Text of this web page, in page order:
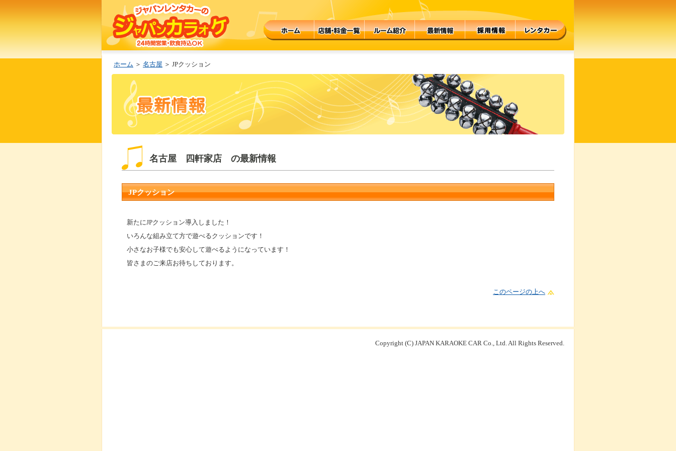
ホーム ＞ 名古屋 ＞ JPクッション
名古屋 四軒家店 の最新情報
JPクッション
新たにJPクッション導入しました！
いろんな組み立て方で遊べるクッションです！
小さなお子様でも安心して遊べるようになっています！
皆さまのご来店お待ちしております。
このページの上へ
Copyright (C) JAPAN KARAOKE CAR Co., Ltd. All Rights Reserved.